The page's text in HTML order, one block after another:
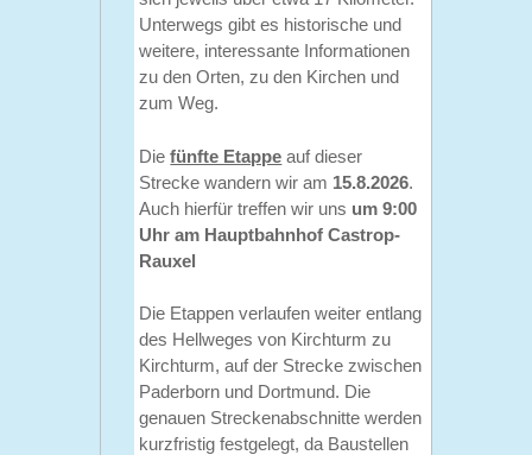
Unterwegs gibt es historische und
weitere, interessante Informationen
zu den Orten, zu den Kirchen und
zum Weg.
Diefünfte Etappe auf dieser
Strecke wandern wir am 15.8.2026.
Auch hierfür treffen wir uns um 9:00
Uhr am Hauptbahnhof Castrop-
Rauxel
Die Etappen verlaufen weiter entlang
des Hellweges von Kirchturm zu
Kirchturm, auf der Strecke zwischen
Paderborn und Dortmund. Die
genauen Streckenabschnitte werden
kurzfristig festgelegt, da Baustellen